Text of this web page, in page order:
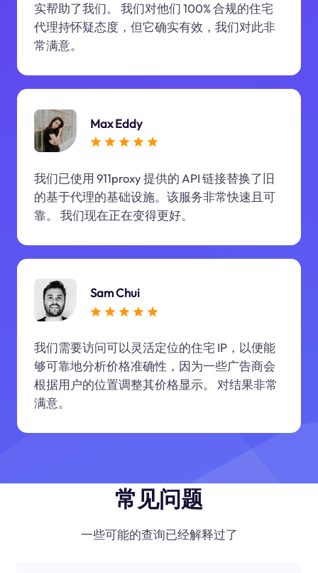
实帮助了我们。 我们对他们 100% 合规的住宅
代理持怀疑态度，但它确实有效，我们对此非
常满意。
Max Eddy
我们已使用 911proxy 提供的 API 链接替换了旧
的基于代理的基础设施。该服务非常快速且可
靠。 我们现在正在变得更好。
Sam Chui
我们需要访问可以灵活定位的住宅 IP，以便能
够可靠地分析价格准确性，因为一些广告商会
根据用户的位置调整其价格显示。 对结果非常
满意。
常见问题
一些可能的查询已经解释过了